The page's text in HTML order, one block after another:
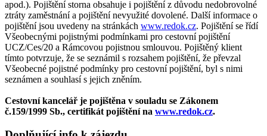
apod.). Pojištění storna obsahuje i pojištění z důvodu nedobrovolné
ztráty zaměstnání a pojištění nevyužité dovolené. Další informace o
pojištění jsou uvedeny na stránkách www.redok.cz. Pojištění se řídí
Všeobecnými pojistnými podmínkami pro cestovní pojištění
UCZ/Ces/20 a Rámcovou pojistnou smlouvou. Pojištěný klient
tímto potvrzuje, že se seznámil s rozsahem pojištění, že převzal
Všeobecné pojistné podmínky pro cestovní pojištění, byl s nimi
seznámen a souhlasí s jejich zněním.
Cestovní kancelář je pojištěna v souladu se Zákonem
č.159/1999 Sb., certifikát pojištění na www.redok.cz.